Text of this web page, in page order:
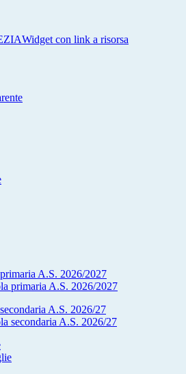
Widget con link a risorsa
A.S. 2026/2027
A.S. 2026/27